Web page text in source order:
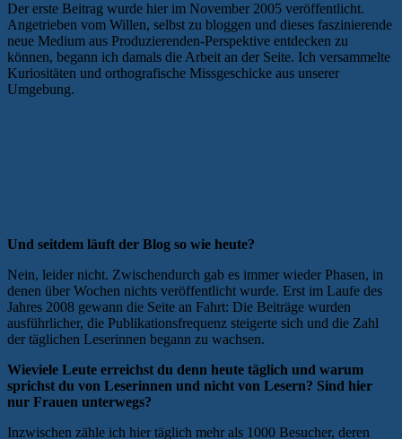
Der erste Beitrag wurde hier im November 2005 veröffentlicht.
Angetrieben vom Willen, selbst zu bloggen und dieses faszinierende
neue Medium aus Produzierenden-Perspektive entdecken zu
können, begann ich damals die Arbeit an der Seite. Ich versammelte
Kuriositäten und orthografische Missgeschicke aus unserer
Umgebung.
Und seitdem läuft der Blog so wie heute?
Nein, leider nicht. Zwischendurch gab es immer wieder Phasen, in
denen über Wochen nichts veröffentlicht wurde. Erst im Laufe des
Jahres 2008 gewann die Seite an Fahrt: Die Beiträge wurden
ausführlicher, die Publikationsfrequenz steigerte sich und die Zahl
der täglichen Leserinnen begann zu wachsen.
Wieviele Leute erreichst du denn heute täglich und warum
sprichst du von Leserinnen und nicht von Lesern? Sind hier
nur Frauen unterwegs?
Inzwischen zähle ich hier täglich mehr als 1000 Besucher, deren